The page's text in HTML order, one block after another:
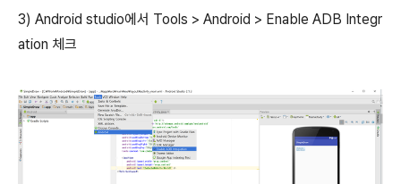
3) Android studio에서 Tools > Android > Enable ADB Integr
ation 체크